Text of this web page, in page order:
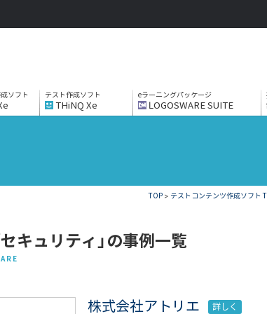
ソフト テスト作成ソフト
THiNQ Xe
eラーニングパッケージ
LOGOSWARE SUITE
TOP > テストコンテンツ作成ソフト
セキュリティ」の事例一覧
株式会社アトリエ 詳しく